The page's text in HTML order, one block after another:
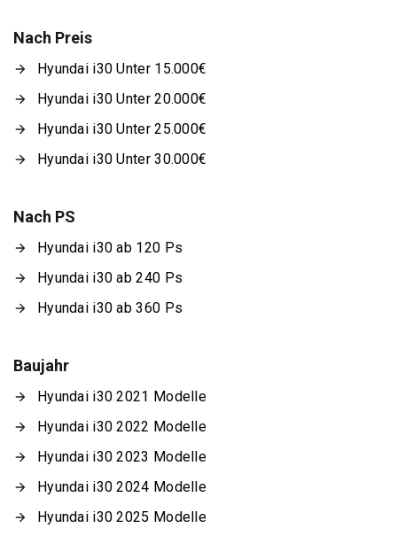
Nach Preis
Hyundai i30 Unter 15.000€
Hyundai i30 Unter 20.000€
Hyundai i30 Unter 25.000€
Hyundai i30 Unter 30.000€
Nach PS
Hyundai i30 ab 120 Ps
Hyundai i30 ab 240 Ps
Hyundai i30 ab 360 Ps
Baujahr
Hyundai i30 2021 Modelle
Hyundai i30 2022 Modelle
Hyundai i30 2023 Modelle
Hyundai i30 2024 Modelle
Hyundai i30 2025 Modelle